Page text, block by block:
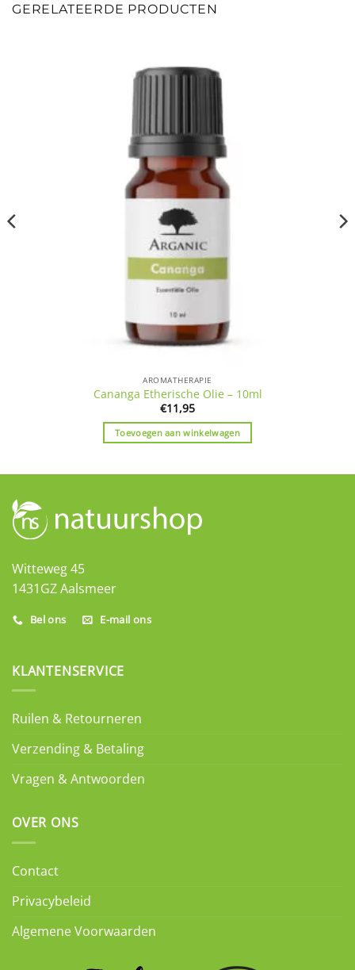
GERELATEERDE PRODUCTEN
AROMATHERAPIE
Cananga Etherische Olie – 10ml
€11,95
Toevoegen aan winkelwagen
Witteweg 45
1431GZ Aalsmeer
Bel ons E-mail ons
KLANTENSERVICE
Ruilen & Retourneren
Verzending & Betaling
Vragen & Antwoorden
OVER ONS
Contact
Privacybeleid
Algemene Voorwaarden